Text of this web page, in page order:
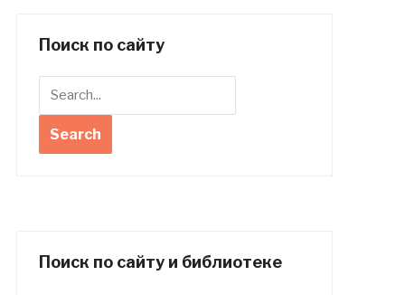
Поиск по сайту
Поиск по сайту и библиотеке